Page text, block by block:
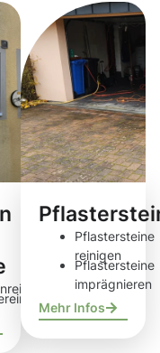
Pflastersteine
reinigen
Pflastersteine
imprägnieren
Mehr Infos